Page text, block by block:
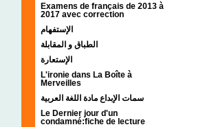
Examens de français de 2013 à
2017 avec correction
الإستفهام
الطباق و المقابلة
الإستعارة
L'ironie dans La Boîte à
Merveilles
سمات الإبداع مادة اللغة العربية
Le Dernier jour d'un
condamné:fiche de lecture